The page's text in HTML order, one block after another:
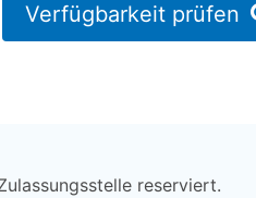
Verfügbarkeit prüfen
reserviert.